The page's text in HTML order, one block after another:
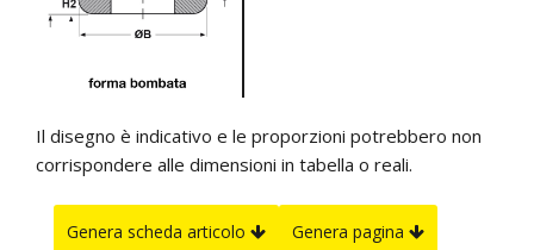
Il disegno è indicativo e le proporzioni potrebbero non
corrispondere alle dimensioni in tabella o reali.
Genera scheda articolo Genera pagina